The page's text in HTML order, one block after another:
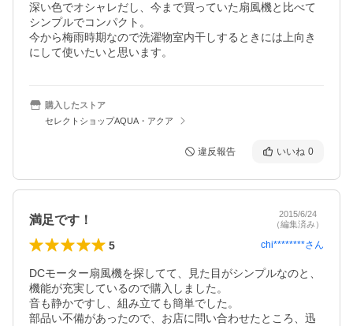
深い色でオシャレだし、今まで買っていた扇風機と比べて
シンプルでコンパクト。
今から梅雨時期なので洗濯物室内干しするときには上向き
にして使いたいと思います。
購入したストア
セレクトショップAQUA・アクア
違反報告 いいね 0
満足です！
2015/6/24
（編集済み）
5 chi********さん
DCモーター扇風機を探してて、見た目がシンプルなのと、
機能が充実しているので購入しました。
音も静かですし、組み立ても簡単でした。
部品い不備があったので、お店に問い合わせたところ、迅